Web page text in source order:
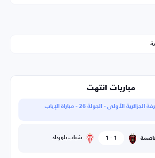
مباريات انتهت
الأولى - الجولة 26 - مباراة الإياب
1
-
1 شباب بلوزداد